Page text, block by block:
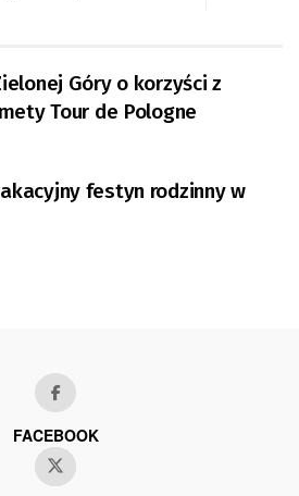
Góry o korzyści z
Tour de Pologne
festyn rodzinny w
FACEBOOK